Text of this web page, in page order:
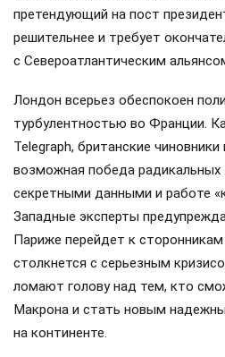
претендующий на пост
решительнее и требует
с Североатлантическим
Лондон всерьез обеспокоен
турбулентностью во Франции.
Telegraph, британские
возможная победа радикальных
секретными данными и работе
Западные эксперты
Париже перейдет к
столкнется с серьезным
ломают голову над тем, кто
Макрона и стать новым
на континенте.